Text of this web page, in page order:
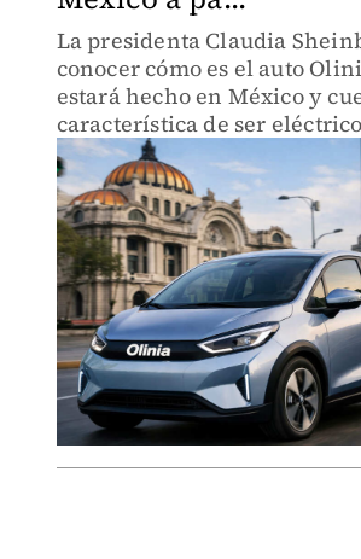
La presidenta Claudia
conocer cómo es el auto
estará hecho en México y
característica de ser